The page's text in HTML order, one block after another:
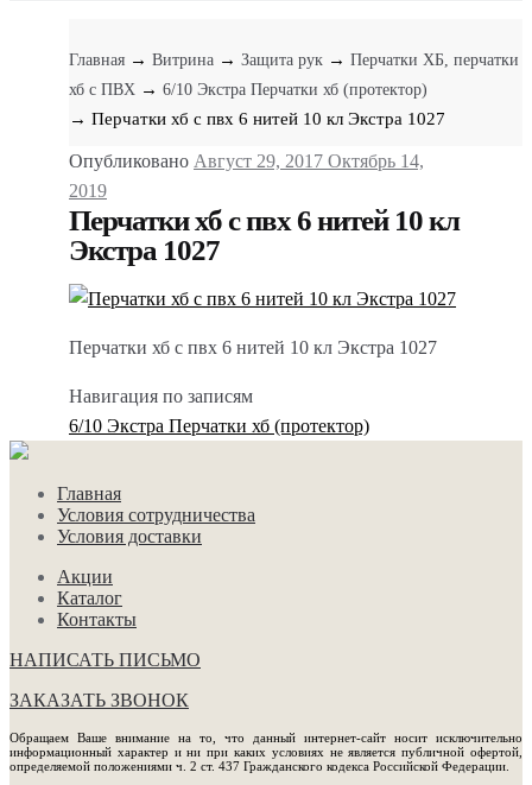
Главная → Витрина → Защита рук → Перчатки ХБ, перчатки
хб с ПВХ → 6/10 Экстра Перчатки хб (протектор)
→ Перчатки хб с пвх 6 нитей 10 кл Экстра 1027
Опубликовано Август 29, 2017 Октябрь 14,
2019
Перчатки хб с пвх 6 нитей 10 кл
Экстра 1027
Перчатки хб с пвх 6 нитей 10 кл Экстра 1027
Навигация по записям
6/10 Экстра Перчатки хб (протектор)
Главная
Условия сотрудничества
Условия доставки
Акции
Каталог
Контакты
НАПИСАТЬ ПИСЬМО
ЗАКАЗАТЬ ЗВОНОК
Обращаем Ваше внимание на то, что данный интернет-сайт носит исключительно
информационный характер и ни при каких условиях не является публичной офертой,
определяемой положениями ч. 2 ст. 437 Гражданского кодекса Российской Федерации.